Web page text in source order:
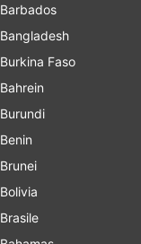
Barbados
Bangladesh
Burkina Faso
Bahrein
Burundi
Benin
Brunei
Bolivia
Brasile